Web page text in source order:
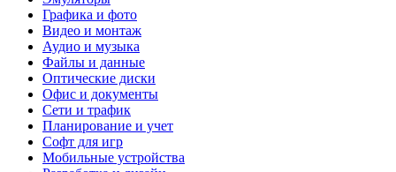
Графика и фото
Видео и монтаж
Аудио и музыка
Файлы и данные
Оптические диски
Офис и документы
Сети и трафик
Планирование и учет
Софт для игр
Мобильные устройства